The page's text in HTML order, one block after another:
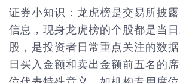
证券小知识：龙虎榜是交易所披
信息，现身龙虎榜的个股都是当
股，是投资者日常重点关注的数
日买入金额和卖出金额前五名的